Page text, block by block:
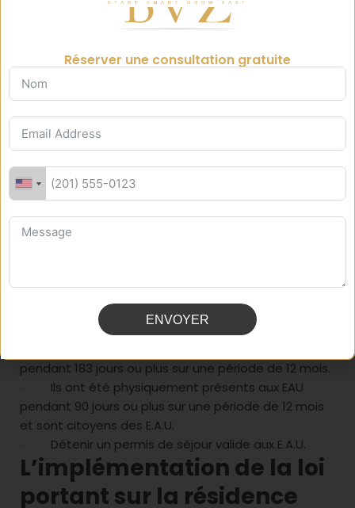
Selon la résolution du Cabinet, une entreprise
sera considérée comme un résident fiscal des
vigueur aux E.A.U (à l’exception des succursales
enregistrées de sociétés étrangères)
· Elle est considérée comme résidente fiscale au
regard de la législation fiscale en vigueur.
Pour les personnes physiques, elles sont
considérées comme résidentes fiscales aux
conditions suivantes :
personnels aux émirats arabes unis.
· Ils remplissent les conditions et les critères
déterminés par arrêté ministériel.
pendant 183 jours ou plus sur une période de 12 mois.
· Ils ont été physiquement présents aux EAU
pendant 90 jours ou plus sur une période de 12 mois
et sont citoyens des E.A.U.
· Détenir un permis de séjour valide aux E.A.U.
L’implémentation de la loi
portant sur la résidence
Réserver une consultation gratuite
ENVOYER